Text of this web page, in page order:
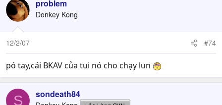
problem
Donkey Kong
12/2/07 #74
pó tay,cái BKAV của tui nó cho chạy lun
S sondeath84